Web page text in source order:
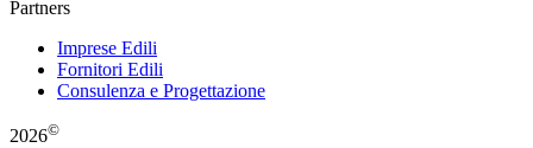
Partners
Imprese Edili
Fornitori Edili
Consulenza e Progettazione
2026©